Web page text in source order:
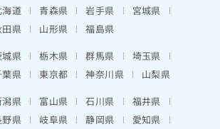
海道 青森県 岩手県
宮城県
田県
山形県
福島県
城県 栃木県 群馬県
埼玉県
葉県
東京都 神奈川県
山梨県
潟県 富山県 石川県
福井県
野県
岐阜県 静岡県
愛知県